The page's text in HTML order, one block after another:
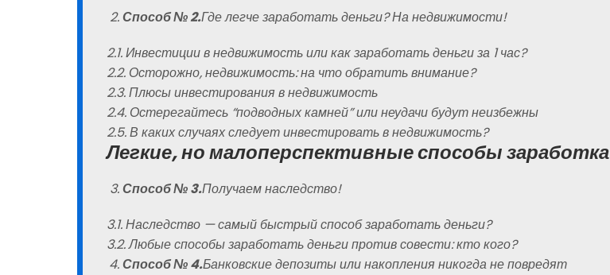
Способ № 2.Где легче заработать деньги? На недвижимости!
2.1. Инвестиции в недвижимость или как заработать деньги за 1 час?
2.2. Осторожно, недвижимость: на что обратить внимание?
2.3. Плюсы инвестирования в недвижимость
2.4. Остерегайтесь “подводных камней” или неудачи будут неизбежны
2.5. В каких случаях следует инвестировать в недвижимость?
Легкие, но малоперспективные способы заработка
Способ № 3.Получаем наследство!
3.1. Наследство — самый быстрый способ заработать деньги?
3.2. Любые способы заработать деньги против совести: кто кого?
Способ № 4.Банковские депозиты или накопления никогда не повредят